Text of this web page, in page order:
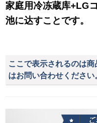
家庭用冷冻蔵库+LG
池に达すことです。
ここで表示されるのは
はお問い合わせください